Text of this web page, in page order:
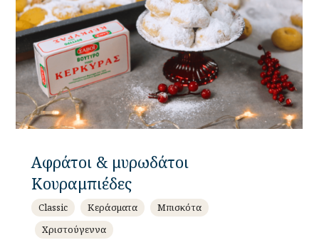
Αφράτοι & μυρωδάτοι
Κουραμπιέδες
Classic Κεράσματα
Μπισκότα
Χριστούγεννα